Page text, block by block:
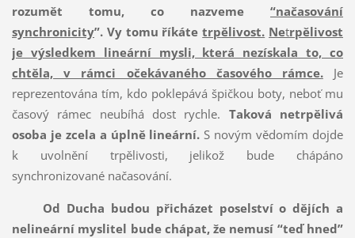
rozumět tomu, co nazveme“načasování
synchronicity”. Vy tomu říkátetrpělivost. Netrpělivost
je výsledkem lineární mysli, která nezískala to, co
chtěla, v rámci očekávaného časového rámce.Je
reprezentována tím, kdo poklepává špičkou boty, neboť mu
časový rámec neubíhá dost rychle. Taková netrpělivá
osoba je zcela a úplně lineární. S novým vědomím dojde
k uvolnění trpělivosti, jelikož bude chápáno
synchronizované načasování.
Od Ducha budou přicházet poselství o dějích a
nelineární myslitel bude chápat, že nemusí “teď hned”